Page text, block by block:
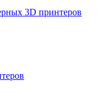
3D принтеров